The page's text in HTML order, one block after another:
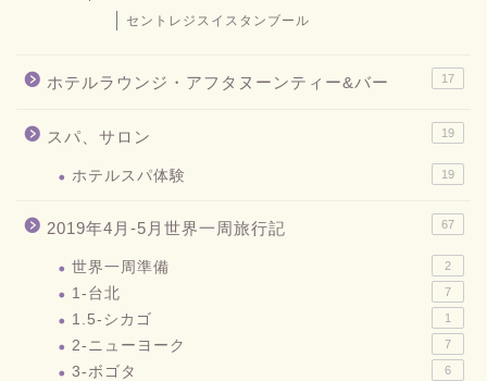
セントレジスイスタンブール
ホテルラウンジ・アフタヌーンティー&バー 17
スパ、サロン 19
ホテルスパ体験 19
2019年4月-5月世界一周旅行記 67
世界一周準備 2
1-台北 7
1.5-シカゴ 1
2-ニューヨーク 7
3-ボゴタ 6